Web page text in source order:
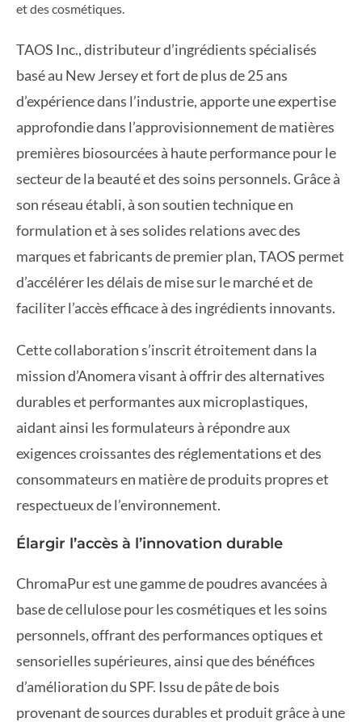
et des cosmétiques.
TAOS Inc., distributeur d’ingrédients spécialisés
basé au New Jersey et fort de plus de 25 ans
d’expérience dans l’industrie, apporte une expertise
approfondie dans l’approvisionnement de matières
premières biosourcées à haute performance pour le
secteur de la beauté et des soins personnels. Grâce à
son réseau établi, à son soutien technique en
formulation et à ses solides relations avec des
marques et fabricants de premier plan, TAOS permet
d’accélérer les délais de mise sur le marché et de
faciliter l’accès efficace à des ingrédients innovants.
Cette collaboration s’inscrit étroitement dans la
mission d’Anomera visant à offrir des alternatives
durables et performantes aux microplastiques,
aidant ainsi les formulateurs à répondre aux
exigences croissantes des réglementations et des
consommateurs en matière de produits propres et
respectueux de l’environnement.
Élargir l’accès à l’innovation durable
ChromaPur est une gamme de poudres avancées à
base de cellulose pour les cosmétiques et les soins
personnels, offrant des performances optiques et
sensorielles supérieures, ainsi que des bénéfices
d’amélioration du SPF. Issu de pâte de bois
provenant de sources durables et produit grâce à une